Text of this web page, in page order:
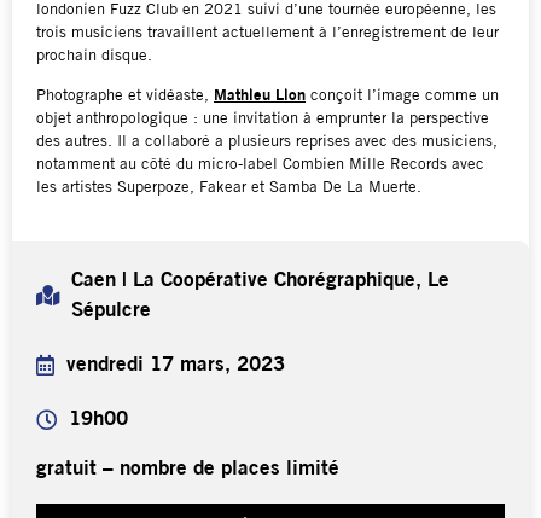
londonien Fuzz Club en 2021 suivi d’une tournée européenne, les
trois musiciens travaillent actuellement à l’enregistrement de leur
prochain disque.
Photographe et vidéaste, Mathieu Lion conçoit l’image comme un
objet anthropologique : une invitation à emprunter la perspective
des autres. Il a collaboré a plusieurs reprises avec des musiciens,
notamment au côté du micro-label Combien Mille Records avec
les artistes Superpoze, Fakear et Samba De La Muerte.
Caen | La Coopérative Chorégraphique, Le
Sépulcre
vendredi 17 mars, 2023
19h00
gratuit – nombre de places limité